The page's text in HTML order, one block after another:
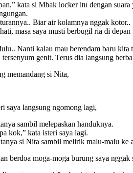
kata si Mbak locker itu dengan suara
Biar air kolamnya nggak kotor..
masa saya musti berbugil ria di
Nanti kalau mau berendam baru kita
genit. Terus dia langsung
memandang si Nita,
saya langsung ngomong lagi,
sambil melepaskan handuknya.
kok,” kata isteri saya lagi.
si Nita sambil melirik malu-malu ke
berdoa moga-moga burung saya